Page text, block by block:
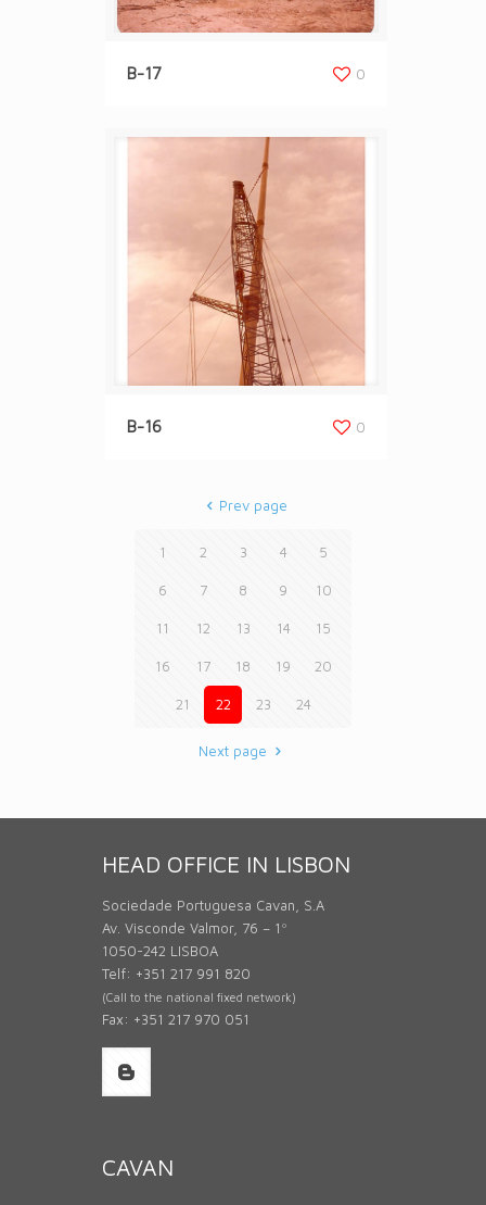
B-17 0
B-16 0
Prev page
1 2 3 4 5
6 7 8 9 10
11 12 13 14 15
16 17 18 19 20
21 22 23 24
Next page
HEAD OFFICE IN LISBON
Sociedade Portuguesa Cavan, S.A
Av. Visconde Valmor, 76 – 1º
1050-242 LISBOA
Telf: +351 217 991 820
(Call to the national fixed network)
Fax: +351 217 970 051
CAVAN